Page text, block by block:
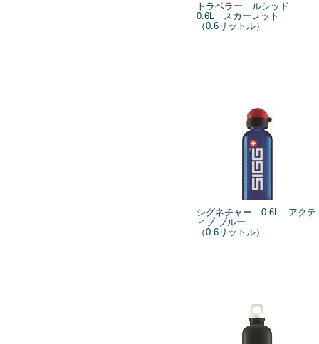
トラベラー ルシッド
0.6L スカーレット
（0.6リットル）
シグネチャー 0.6L アクテ
ィブ ブルー
（0.6リットル）